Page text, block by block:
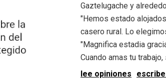
Gaztelugache y
"Hemos estado
casero rural. Lo
"Magnifica estadia
Cuando amas tu trabajo,
lee opiniones